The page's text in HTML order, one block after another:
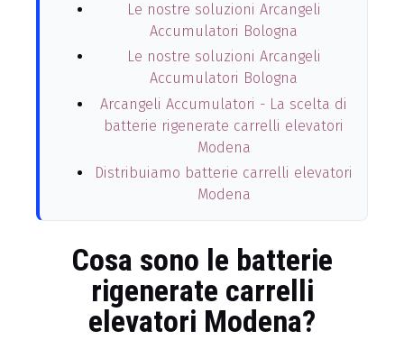
Le nostre soluzioni Arcangeli
Accumulatori Bologna
Le nostre soluzioni Arcangeli
Accumulatori Bologna
Arcangeli Accumulatori - La scelta di
batterie rigenerate carrelli elevatori
Modena
Distribuiamo batterie carrelli elevatori
Modena
Cosa sono le batterie
rigenerate carrelli
elevatori Modena?